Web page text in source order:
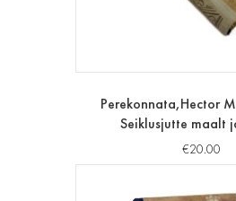
Perekonnata,Hector
Seiklusjutte maalt
€20.00